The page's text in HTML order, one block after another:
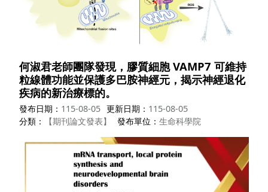
何淑君老師團隊發現，膠質細胞 VAMP7 可維持
粒線體功能並保護多巴胺神經元，揭示神經退化
疾病的新治療標的。
發布日期 115-08-05 更新日期
115-08-05
分類
【期刊論文發表】 發布單位 生命科學院